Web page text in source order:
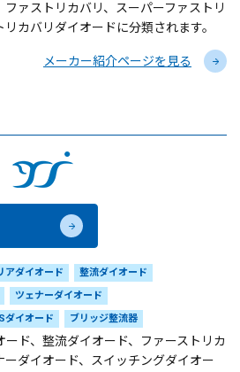
ァストリカバリ、スーパーファストリ
カバリダイオードに分類されます。
メーカー紹介ページを見る
アダイオード
整流ダイオード
ツェナーダイオード
ダイオード ブリッジ整流器
ド、整流ダイオード、ファーストリカ
ダイオード、スイッチングダイオー